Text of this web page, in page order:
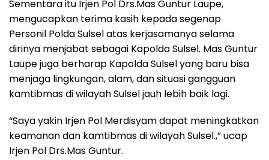
Sementara itu Irjen Pol Drs.Mas Guntur Laupe,
mengucapkan terima kasih kepada segenap
Personil Polda Sulsel atas kerjasamanya selama
dirinya menjabat sebagai Kapolda Sulsel. Mas Guntur
Laupe juga berharap Kapolda Sulsel yang baru bisa
menjaga lingkungan, alam, dan situasi gangguan
kamtibmas di wilayah Sulsel jauh lebih baik lagi.
“Saya yakin Irjen Pol Merdisyam dapat meningkatkan
keamanan dan kamtibmas di wilayah Sulsel.,” ucap
Irjen Pol Drs.Mas Guntur.